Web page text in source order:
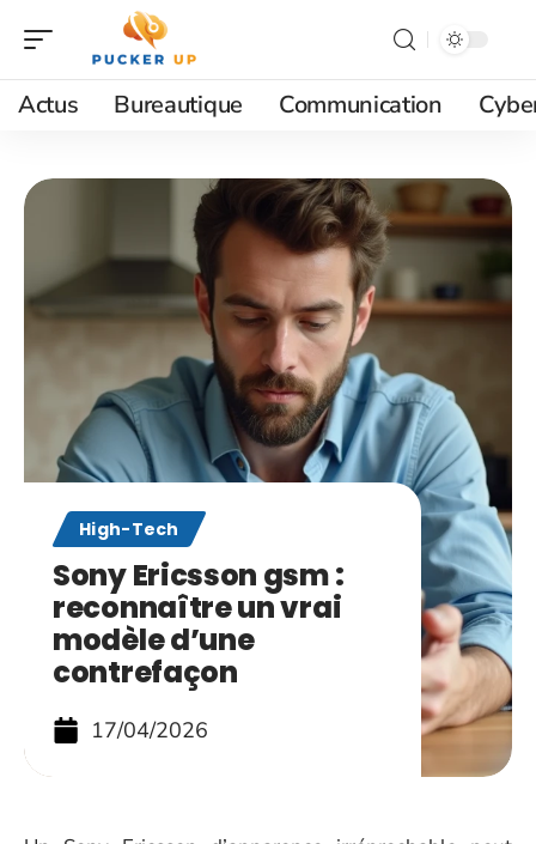
Actus Bureautique Communication
High-Tech
Sony Ericsson gsm :
reconnaître un vrai
modèle d’une
contrefaçon
17/04/2026